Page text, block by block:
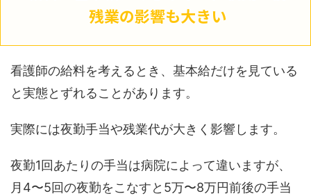
残業の影響も大きい
看護師の給料を考えるとき、基本給だけを見ている
と実態とずれることがあります。
実際には夜勤手当や残業代が大きく影響します。
夜勤1回あたりの手当は病院によって違いますが、
月4〜5回の夜勤をこなすと5万〜8万円前後の手当